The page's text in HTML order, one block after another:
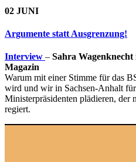
02 JUNI
Argumente statt Ausgrenzung!
Interview – Sahra
Magazin
Warum mit einer Stimme für das
wird und wir in Sachsen-Anhalt
Ministerpräsidenten plädieren, der
regiert.